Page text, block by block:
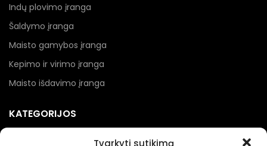
Tvarkyti sutikimą
Indų plovimo įranga
Šaldymo įranga
Maisto gamybos įranga
Kepimo ir virimo įranga
Maisto išdavimo įranga
KATEGORIJOS